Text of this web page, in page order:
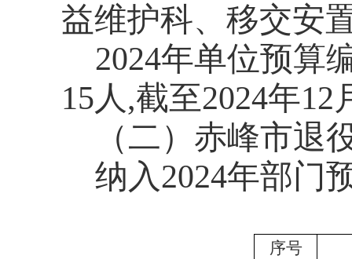
益维护科、移交安
2024年单位预算
15人,截至2024年
（二）赤峰市退
纳入2024年部门
序号